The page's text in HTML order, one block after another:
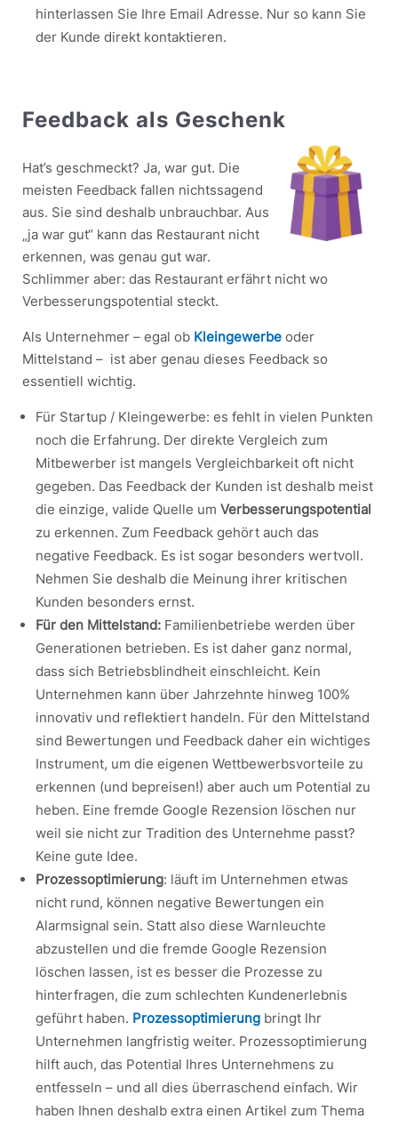
hinterlassen Sie Ihre Email Adresse. Nur so kann Sie
der Kunde direkt kontaktieren.
Feedback als Geschenk
Hat’s geschmeckt? Ja, war gut. Die
meisten Feedback fallen nichtssagend
aus. Sie sind deshalb unbrauchbar. Aus
„ja war gut“ kann das Restaurant nicht
erkennen, was genau gut war.
Schlimmer aber: das Restaurant erfährt nicht wo
Verbesserungspotential steckt.
Als Unternehmer – egal ob Kleingewerbeoder
Mittelstand – ist aber genau dieses Feedback so
essentiell wichtig.
Für Startup / Kleingewerbe: es fehlt in vielen Punkten
noch die Erfahrung. Der direkte Vergleich zum
Mitbewerber ist mangels Vergleichbarkeit oft nicht
gegeben. Das Feedback der Kunden ist deshalb meist
die einzige, valide Quelle um Verbesserungspotential
zu erkennen. Zum Feedback gehört auch das
negative Feedback. Es ist sogar besonders wertvoll.
Nehmen Sie deshalb die Meinung ihrer kritischen
Kunden besonders ernst.
Für den Mittelstand:Familienbetriebe werden über
Generationen betrieben. Es ist daher ganz normal,
dass sich Betriebsblindheit einschleicht. Kein
Unternehmen kann über Jahrzehnte hinweg 100%
innovativ und reflektiert handeln. Für den Mittelstand
sind Bewertungen und Feedback daher ein wichtiges
Instrument, um die eigenen Wettbewerbsvorteile zu
erkennen (und bepreisen!) aber auch um Potential zu
heben. Eine fremde Google Rezension löschen nur
weil sie nicht zur Tradition des Unternehme passt?
Keine gute Idee.
Prozessoptimierung: läuft im Unternehmen etwas
nicht rund, können negative Bewertungen ein
Alarmsignal sein. Statt also diese Warnleuchte
abzustellen und die fremde Google Rezension
löschen lassen, ist es besser die Prozesse zu
hinterfragen, die zum schlechten Kundenerlebnis
geführt haben. Prozessoptimierungbringt Ihr
Unternehmen langfristig weiter. Prozessoptimierung
hilft auch, das Potential Ihres Unternehmens zu
entfesseln – und all dies überraschend einfach. Wir
haben Ihnen deshalb extra einen Artikel zum Thema